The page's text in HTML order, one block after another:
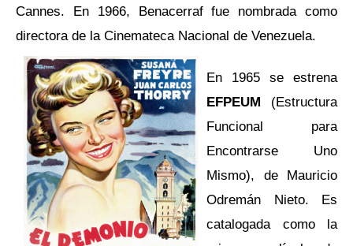
Cannes. En 1966, Benacerraf fue nombrada como
directora de la Cinemateca Nacional de Venezuela.
En 1965 se estrena
EFPEUM
(Estructura
Funcional para
Encontrarse Uno
Mismo), de Mauricio
Odremán Nieto. Es
catalogada como la